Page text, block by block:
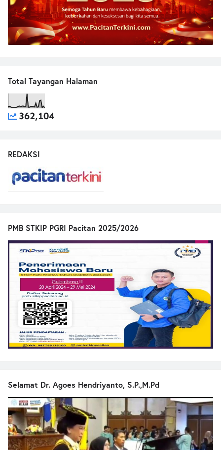
Total Tayangan Halaman
362,104
REDAKSI
PMB STKIP PGRI Pacitan 2025/2026
Selamat Dr. Agoes Hendriyanto, S.P.,M.Pd